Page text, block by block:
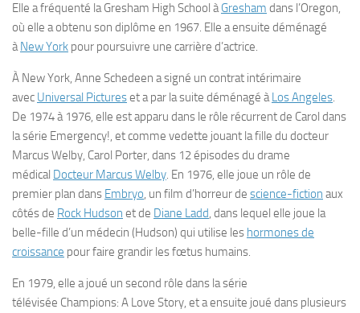
Elle a fréquenté la Gresham High School àGresham dans l’Oregon,
où elle a obtenu son diplôme en 1967. Elle a ensuite déménagé
àNew York pour poursuivre une carrière d’actrice.
À New York, Anne Schedeen a signé un contrat intérimaire
avec Universal Pictureset a par la suite déménagé àLos Angeles.
De 1974 à 1976, elle est apparu dans le rôle récurrent de Carol dans
la série Emergency!, et comme vedette jouant la fille du docteur
Marcus Welby, Carol Porter, dans 12 épisodes du drame
médical Docteur Marcus Welby. En 1976, elle joue un rôle de
premier plan dans Embryo, un film d’horreur de science-fiction aux
côtés de Rock Hudson et de Diane Ladd, dans lequel elle joue la
belle-fille d’un médecin (Hudson) qui utilise les hormones de
croissance pour faire grandir les fœtus humains.
En 1979, elle a joué un second rôle dans la série
télévisée Champions: A Love Story, et a ensuite joué dans plusieurs